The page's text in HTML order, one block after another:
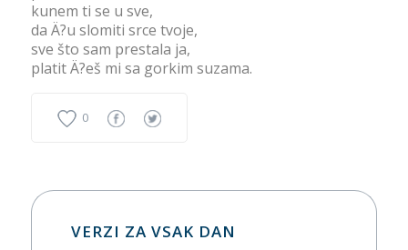
kunem ti se u sve,
da Ä?u slomiti srce tvoje,
sve što sam prestala ja,
platit Ä?eš mi sa gorkim suzama.
0
VERZI ZA VSAK DAN